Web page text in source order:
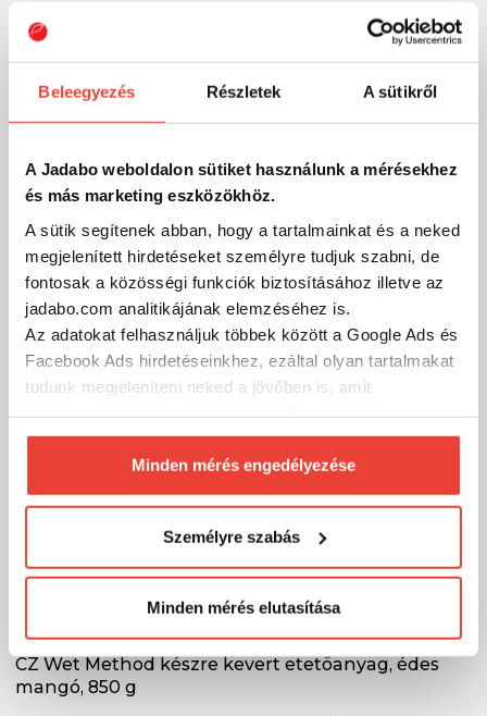
Beleegyezés Részletek A sütikről
A Jadabo weboldalon sütiket használunk a mérésekhez
és más marketing eszközökhöz.
A sütik segítenek abban, hogy a tartalmainkat és a neked
megjelenített hirdetéseket személyre tudjuk szabni, de
fontosak a közösségi funkciók biztosításához illetve az
jadabo.com analitikájának elemzéséhez is.
Az adatokat felhasználjuk többek között a Google Ads és
Facebook Ads hirdetéseinkhez, ezáltal olyan tartalmakat
tudunk megjeleníteni neked a jövőben is, amit
biztosításához arra kérünk, hogy engedd meg
számunkra minden mérés használatát.
Természetesensoha semmilyen formában nem fogunk
megváltoztathatod a döntésed ezzel kapcsolatban.
Előre is köszönjük!
Minden mérés engedélyezése
Személyre szabás
Minden mérés elutasítása
➡ Videós tudásmegosztás
Velünk többet fogsz!
Szűrés
CZ Wet Method készre kevert etetőanyag, édes
mangó, 850 g